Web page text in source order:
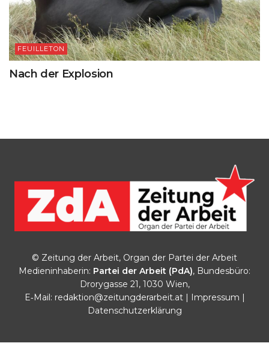
FEUILLETON
Nach der Explosion
© Zeitung der Arbeit, Organ der Partei der Arbeit
Medieninhaberin: Partei der Arbeit (PdA), Bundesbüro:
Drorygasse 21, 1030 Wien,
E‑Mail: redaktion@zeitungderarbeit.at| Impressum |
Datenschutzerklärung